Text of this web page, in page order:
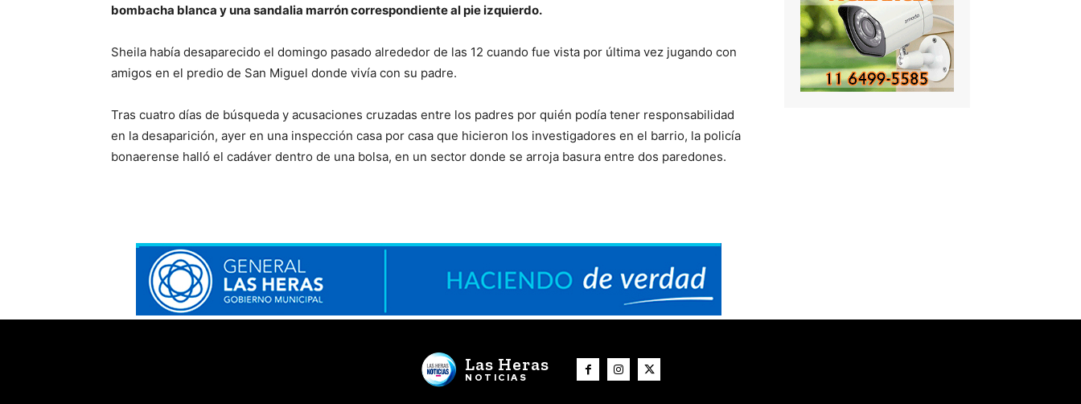
bombacha blanca y una sandalia marrón correspondiente al pie izquierdo.
Sheila había desaparecido el domingo pasado alrededor de las 12 cuando fue vista por última vez jugando con
amigos en el predio de San Miguel donde vivía con su padre.
Tras cuatro días de búsqueda y acusaciones cruzadas entre los padres por quién podía tener responsabilidad
en la desaparición, ayer en una inspección casa por casa que hicieron los investigadores en el barrio, la policía
bonaerense halló el cadáver dentro de una bolsa, en un sector donde se arroja basura entre dos paredones.
Las Heras
NOTICIAS